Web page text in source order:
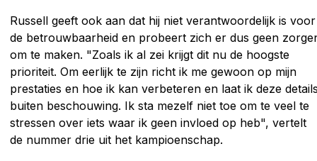
Russell geeft ook aan dat hij niet verantwoordelijk is voor
de betrouwbaarheid en probeert zich er dus geen
om te maken. "Zoals ik al zei krijgt dit nu de hoogste
prioriteit. Om eerlijk te zijn richt ik me gewoon op mijn
prestaties en hoe ik kan verbeteren en laat ik deze
buiten beschouwing. Ik sta mezelf niet toe om te veel te
stressen over iets waar ik geen invloed op heb", vertelt
de nummer drie uit het kampioenschap.